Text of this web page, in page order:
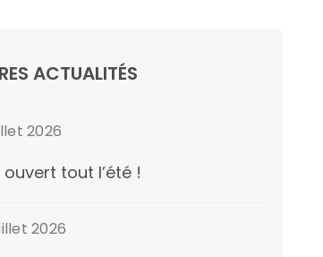
ACTUALITÉS
2026
ouvert tout l’été !
2026